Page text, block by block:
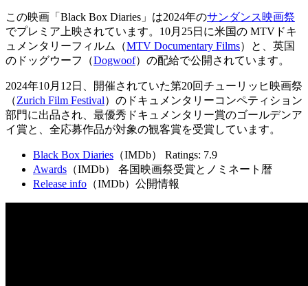
この映画「Black Box Diaries」は2024年のサンダンス映画祭
でプレミア上映されています。10月25日に米国の MTVドキ
ュメンタリーフィルム（MTV Documentary Films）と、英国
のドッグウーフ（Dogwoof）の配給で公開されています。
2024年10月12日、開催されていた第20回チューリッヒ映画祭
（Zurich Film Festival）のドキュメンタリーコンペティション
部門に出品され、最優秀ドキュメンタリー賞のゴールデンア
イ賞と、全応募作品が対象の観客賞を受賞しています。
Black Box Diaries （IMDb） Ratings: 7.9
Awards （IMDb） 各国映画祭受賞とノミネート暦
Release info （IMDb）公開情報